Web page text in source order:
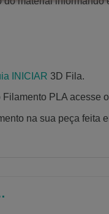
INICIAR 3D Fila.
PLA acesse
na sua peça feita